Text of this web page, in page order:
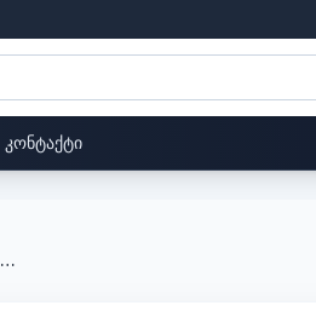
კონტაქტი
კამერა,Ezviz,WiFi,Bullet,CS-CB3-R100-2D2WFL,2.8mm,2mp,Battery Capacity 5200 mAh